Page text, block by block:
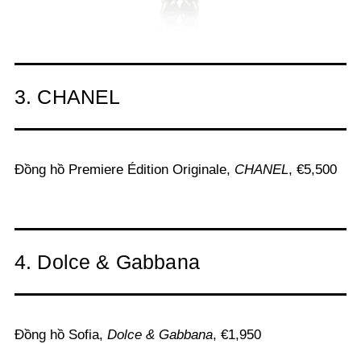
3. CHANEL
Đồng hồ Premiere Édition Originale, CHANEL, €5,500
4. Dolce & Gabbana
Đồng hồ Sofia, Dolce & Gabbana, €1,950